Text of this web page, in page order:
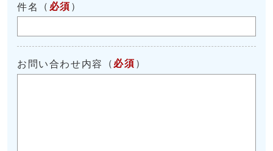
件名 （ 必須 ）
お問い合わせ内容 （ 必須 ）